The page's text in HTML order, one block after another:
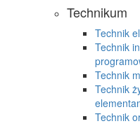
Technikum
Technik
Technik
Technik
Technik
Technik